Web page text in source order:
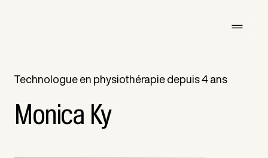
Monica Ky
Technologue en physiothérapie depuis 4 ans